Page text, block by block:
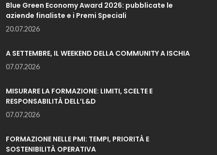
Blue Green Economy Award 2026: pubblicate le
aziende finaliste e i Premi Speciali
20.07.2026
A SETTEMBRE, IL WEEKEND DELLA COMMUNITY A ISCHIA
07.07.2026
MISURARE LA FORMAZIONE: LIMITI, SCELTE E
RESPONSABILITÀ DELL’L&D
07.07.2026
FORMAZIONE NELLE PMI: TEMPI, PRIORITÀ E
SOSTENIBILITÀ OPERATIVA